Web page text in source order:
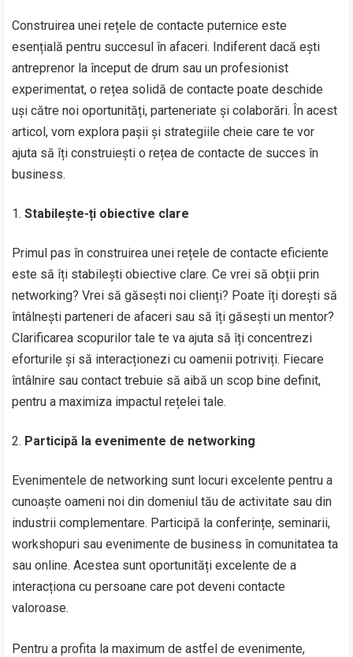
Construirea unei rețele de contacte puternice este
esențială pentru succesul în afaceri. Indiferent dacă ești
antreprenor la început de drum sau un profesionist
experimentat, o rețea solidă de contacte poate deschide
uși către noi oportunități, parteneriate și colaborări. În acest
articol, vom explora pașii și strategiile cheie care te vor
ajuta să îți construiești o rețea de contacte de succes în
business.
Stabilește-ți obiective clare
Primul pas în construirea unei rețele de contacte eficiente
este să îți stabilești obiective clare. Ce vrei să obții prin
networking? Vrei să găsești noi clienți? Poate îți dorești să
întâlnești parteneri de afaceri sau să îți găsești un mentor?
Clarificarea scopurilor tale te va ajuta să îți concentrezi
eforturile și să interacționezi cu oamenii potriviți. Fiecare
întâlnire sau contact trebuie să aibă un scop bine definit,
pentru a maximiza impactul rețelei tale.
Participă la evenimente de networking
Evenimentele de networking sunt locuri excelente pentru a
cunoaște oameni noi din domeniul tău de activitate sau din
industrii complementare. Participă la conferințe, seminarii,
workshopuri sau evenimente de business în comunitatea ta
sau online. Acestea sunt oportunități excelente de a
interacționa cu persoane care pot deveni contacte
valoroase.
Pentru a profita la maximum de astfel de evenimente,